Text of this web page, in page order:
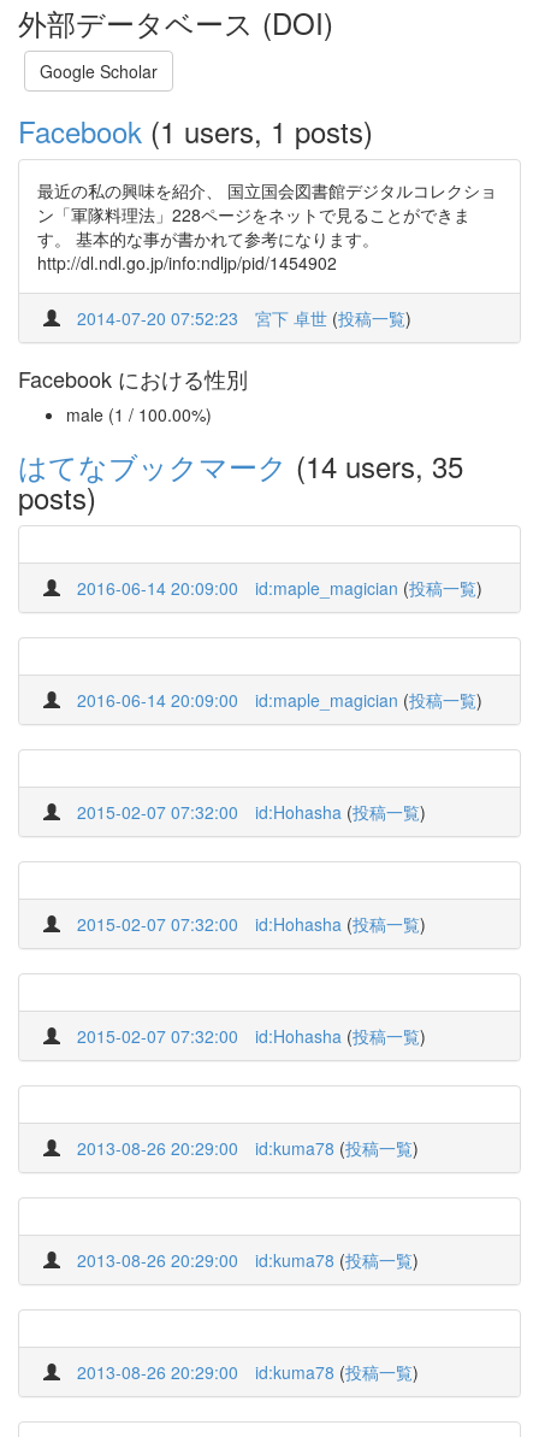
外部データベース (DOI)
Google Scholar
Facebook (1 users, 1 posts)
最近の私の興味を紹介、 国立国会図書館デジタルコレクショ
ン「軍隊料理法」228ページをネットで見ることができま
す。 基本的な事が書かれて参考になります。
http://dl.ndl.go.jp/info:ndljp/pid/1454902
2014-07-20 07:52:23 宮下 卓世 (投稿一覧)
Facebook における性別
male (1 / 100.00%)
はてなブックマーク (14 users, 35
posts)
2016-06-14 20:09:00 id:maple_magician (投稿一覧)
2016-06-14 20:09:00 id:maple_magician (投稿一覧)
2015-02-07 07:32:00 id:Hohasha (投稿一覧)
2015-02-07 07:32:00 id:Hohasha (投稿一覧)
2015-02-07 07:32:00 id:Hohasha (投稿一覧)
2013-08-26 20:29:00 id:kuma78 (投稿一覧)
2013-08-26 20:29:00 id:kuma78 (投稿一覧)
2013-08-26 20:29:00 id:kuma78 (投稿一覧)